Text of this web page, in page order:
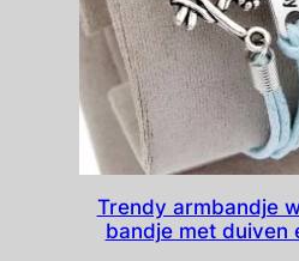
Trendy armbandje
bandje met duiven